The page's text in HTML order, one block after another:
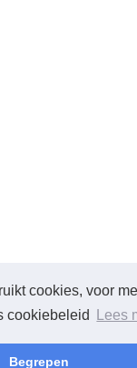
cookies, voor
cookiebeleid
Lees
Begrepen